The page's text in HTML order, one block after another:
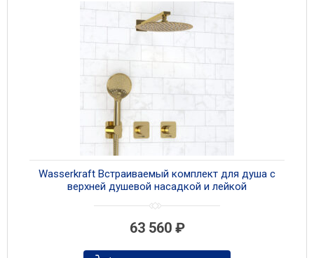
Wasserkraft Встраиваемый комплект для душа с
верхней душевой насадкой и лейкой
63 560 ₽